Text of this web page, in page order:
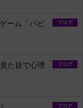
ブログ
ーム「バビ
ブログ
た目で心理
ブログ